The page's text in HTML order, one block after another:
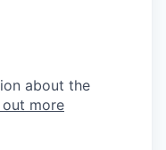
about the
out more